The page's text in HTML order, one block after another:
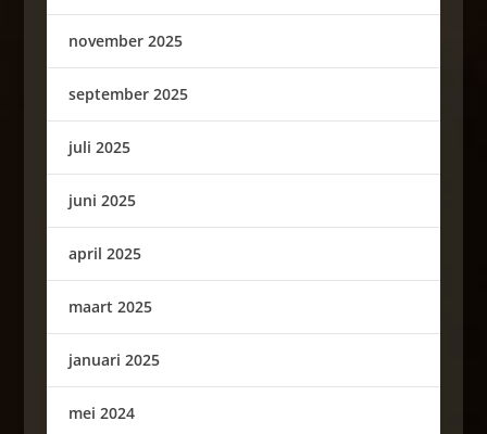
november 2025
september 2025
juli 2025
juni 2025
april 2025
maart 2025
januari 2025
mei 2024